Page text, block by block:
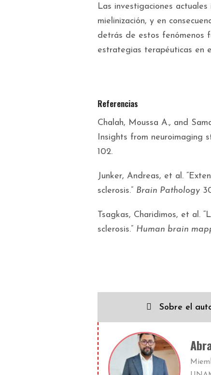
Las investigaciones
mielinización, y en
detrás de estos fenómenos
estrategias terapéuticas en
Referencias
Chalah, Moussa A., and
Insights from neuroimaging
102.
Junker, Andreas, et al.
sclerosis.” Brain Pathology
Tsagkas, Charidimos, et al.
sclerosis.” Human brain
Sobre el